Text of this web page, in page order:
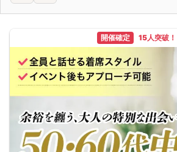
開催確定 15人突破！